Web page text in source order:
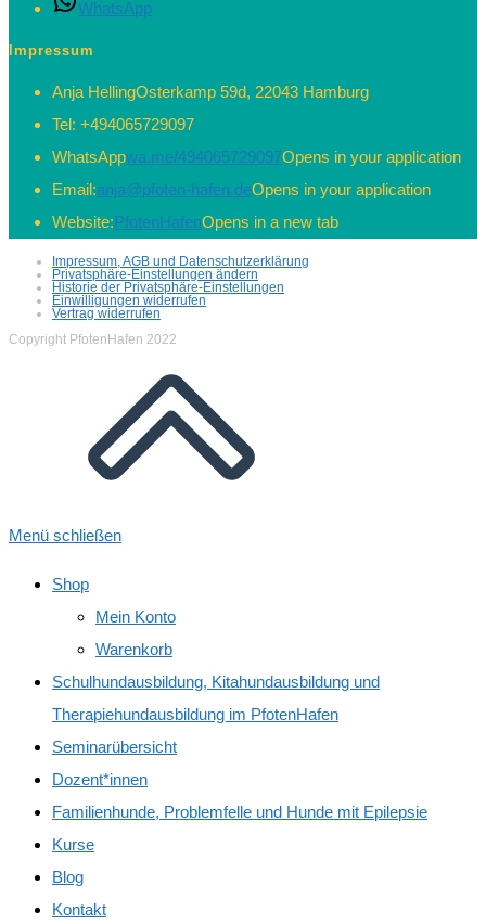
WhatsApp
Impressum
Anja HellingOsterkamp 59d, 22043 Hamburg
Tel: +494065729097
WhatsAppwa.me/494065729097Opens in your application
Email:anja@pfoten-hafen.deOpens in your application
Website:PfotenHafenOpens in a new tab
Impressum, AGB und Datenschutzerklärung
Privatsphäre-Einstellungen ändern
Historie der Privatsphäre-Einstellungen
Einwilligungen widerrufen
Vertrag widerrufen
Copyright PfotenHafen 2022
Menü schließen
Shop
Mein Konto
Warenkorb
Schulhundausbildung, Kitahundausbildung und
Therapiehundausbildung im PfotenHafen
Seminarübersicht
Dozent*innen
Familienhunde, Problemfelle und Hunde mit Epilepsie
Kurse
Blog
Kontakt